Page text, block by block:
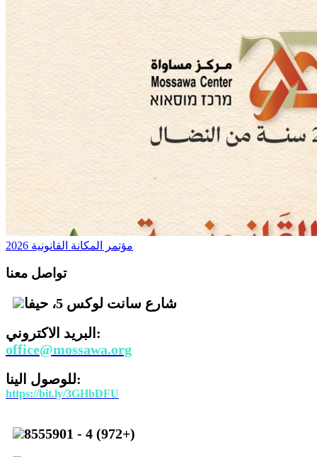
مؤتمر المكانة القانونية 2026
تواصل معنا
شارع سانت لوكس 5، حيفا
البريد الاكتروني:
office@mossawa.org
للوصول الينا:
https://bit.ly/3GHbDFU
8555901 - 4 (972+)